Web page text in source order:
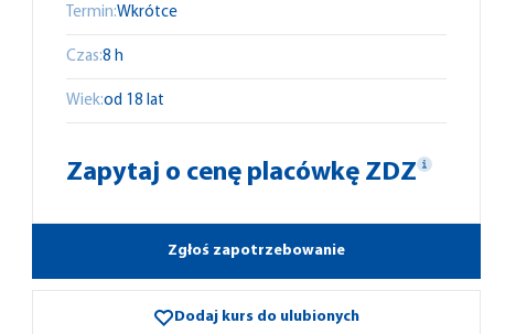
Termin:Wkrótce
Czas:8 h
Wiek:od 18 lat
Zapytaj o cenę placówkę ZDZ
Zgłoś zapotrzebowanie
Dodaj kurs do ulubionych